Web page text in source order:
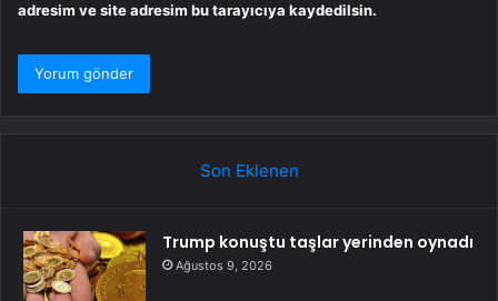
adresim ve site adresim bu tarayıcıya kaydedilsin.
Son Eklenen
Trump konuştu taşlar yerinden oynadı
Ağustos 9, 2026